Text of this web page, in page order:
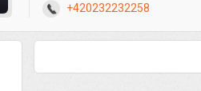
+420232232258